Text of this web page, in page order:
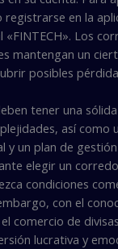
en la
Los
mantengan un
posibles
tener una
así como
y un plan de
elegir un
condiciones
con el
comercio de
lucrativa y